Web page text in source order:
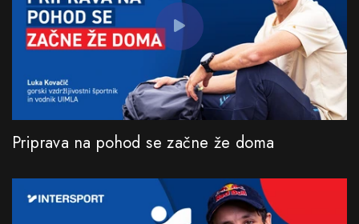
Priprava na pohod se začne že doma